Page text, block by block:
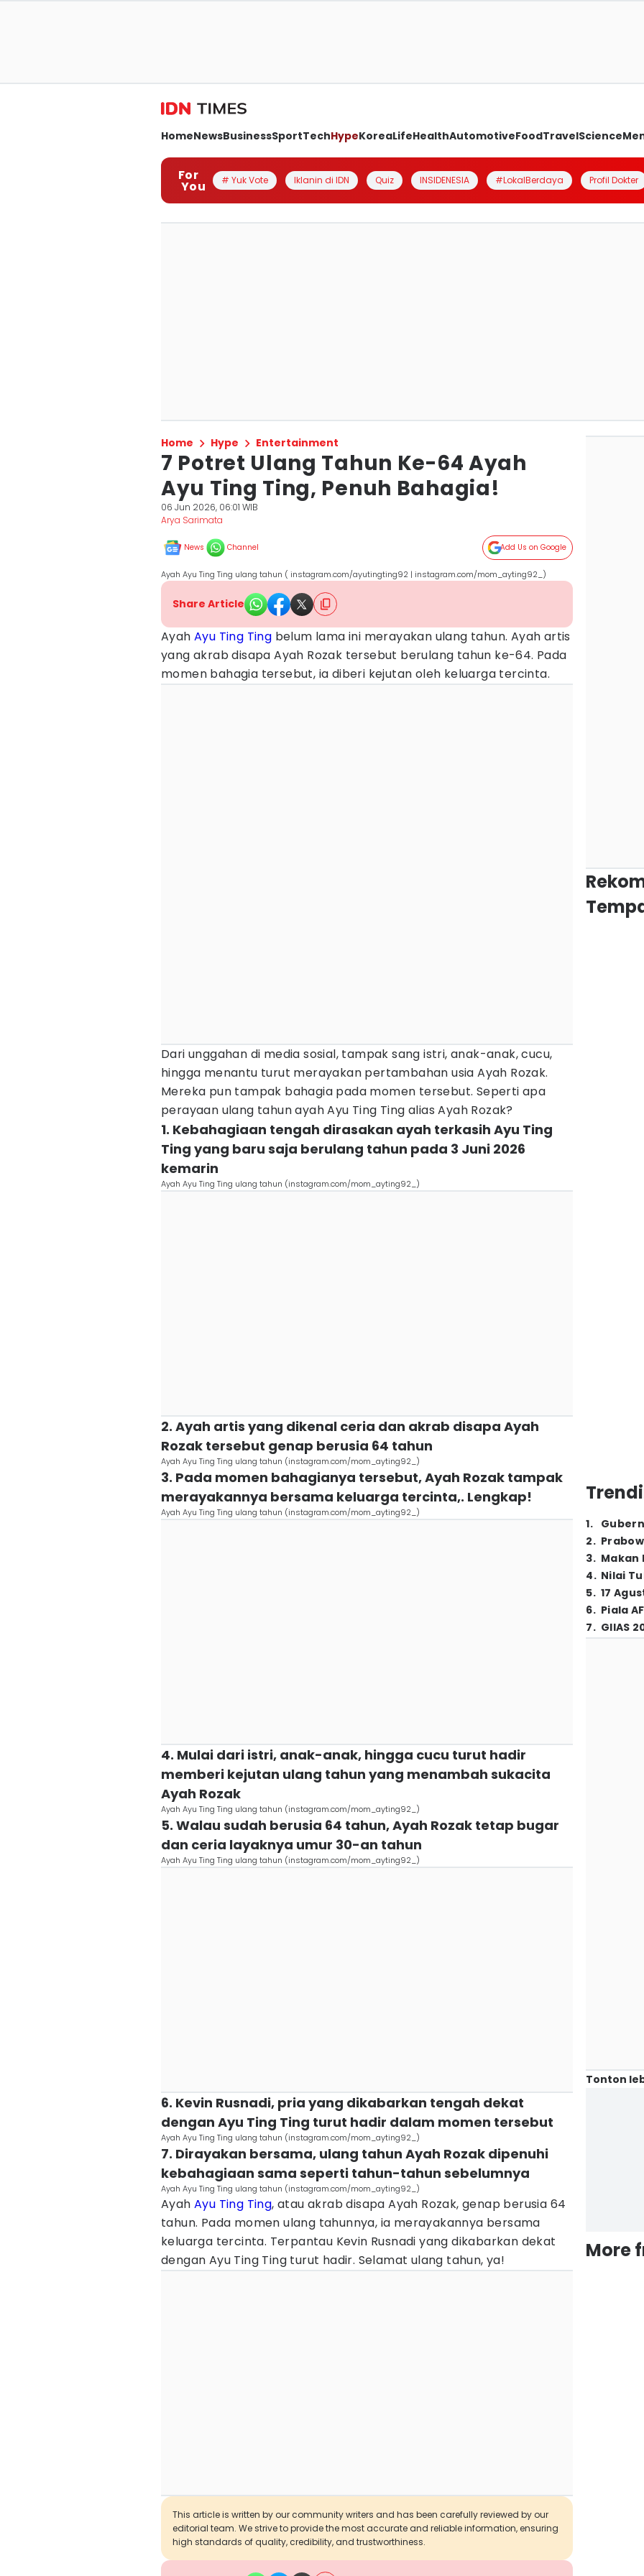
HomeNewsBusinessSportTechHypeKoreaLifeHealthAutomotiveFoodTravelScience
For
You # Yuk Vote Iklanin di IDN Quiz INSIDENESIA #LokalBerdaya Profil Dokter
Home Hype Entertainment
7 Potret Ulang Tahun Ke-64 Ayah
Ayu Ting Ting, Penuh Bahagia!
06 Jun 2026, 06:01 WIB
Arya Sarimata
News Channel Add Us on Google
Ayah Ayu Ting Ting ulang tahun ( instagram.com/ayutingting92 | instagram.com/mom_ayting92_)
Share Article
Ayah Ayu Ting Ting belum lama ini merayakan ulang tahun. Ayah artis
yang akrab disapa Ayah Rozak tersebut berulang tahun ke-64. Pada
momen bahagia tersebut, ia diberi kejutan oleh keluarga tercinta.
Dari unggahan di media sosial, tampak sang istri, anak-anak, cucu,
hingga menantu turut merayakan pertambahan usia Ayah Rozak.
Mereka pun tampak bahagia pada momen tersebut. Seperti apa
perayaan ulang tahun ayah Ayu Ting Ting alias Ayah Rozak?
1. Kebahagiaan tengah dirasakan ayah terkasih Ayu Ting
Ting yang baru saja berulang tahun pada 3 Juni 2026
kemarin
Ayah Ayu Ting Ting ulang tahun (instagram.com/mom_ayting92_)
2. Ayah artis yang dikenal ceria dan akrab disapa Ayah
Rozak tersebut genap berusia 64 tahun
Ayah Ayu Ting Ting ulang tahun (instagram.com/mom_ayting92_)
3. Pada momen bahagianya tersebut, Ayah Rozak tampak
merayakannya bersama keluarga tercinta,. Lengkap!
Ayah Ayu Ting Ting ulang tahun (instagram.com/mom_ayting92_)
4. Mulai dari istri, anak-anak, hingga cucu turut hadir
memberi kejutan ulang tahun yang menambah sukacita
Ayah Rozak
Ayah Ayu Ting Ting ulang tahun (instagram.com/mom_ayting92_)
5. Walau sudah berusia 64 tahun, Ayah Rozak tetap bugar
dan ceria layaknya umur 30-an tahun
Ayah Ayu Ting Ting ulang tahun (instagram.com/mom_ayting92_)
6. Kevin Rusnadi, pria yang dikabarkan tengah dekat
dengan Ayu Ting Ting turut hadir dalam momen tersebut
Ayah Ayu Ting Ting ulang tahun (instagram.com/mom_ayting92_)
7. Dirayakan bersama, ulang tahun Ayah Rozak dipenuhi
kebahagiaan sama seperti tahun-tahun sebelumnya
Ayah Ayu Ting Ting ulang tahun (instagram.com/mom_ayting92_)
Ayah Ayu Ting Ting, atau akrab disapa Ayah Rozak, genap berusia 64
tahun. Pada momen ulang tahunnya, ia merayakannya bersama
keluarga tercinta. Terpantau Kevin Rusnadi yang dikabarkan dekat
dengan Ayu Ting Ting turut hadir. Selamat ulang tahun, ya!
This article is written by our community writers and has been carefully reviewed by our
editorial team. We strive to provide the most accurate and reliable information, ensuring
high standards of quality, credibility, and trustworthiness.
1.
2.
3. Makan
4. Nilai
5. 17
6. Piala
7. GIIAS
Tonton
More